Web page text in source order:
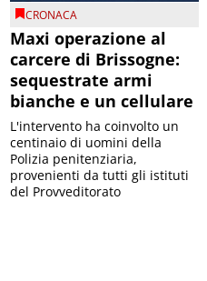
CRONACA
Maxi operazione al
carcere di Brissogne:
sequestrate armi
bianche e un cellulare
L'intervento ha coinvolto un
centinaio di uomini della
Polizia penitenziaria,
provenienti da tutti gli istituti
del Provveditorato